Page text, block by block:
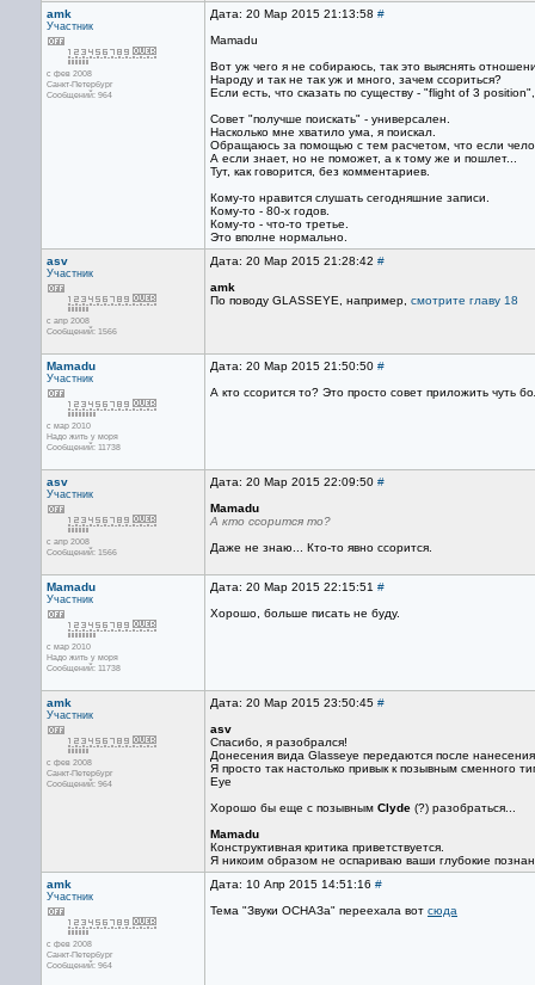
amk
Участник
с фев 2008
Санкт-Петербург
Сообщений: 964
Дата: 20 Мар 2015 21:13:58 #
Mamadu
Вот уж чего я не собираюсь, так это выяснять
Народу и так не так уж и много, зачем ссориться?
Если есть, что сказать по существу - "flight of 3
Совет "получше поискать" - универсален.
Насколько мне хватило ума, я поискал.
Обращаюсь за помощью с тем расчетом, что если
А если знает, но не поможет, а к тому же и пошлет...
Тут, как говорится, без комментариев.
Кому-то нравится слушать сегодняшние записи.
Кому-то - 80-х годов.
Кому-то - что-то третье.
Это вполне нормально.
asv
Участник
с апр 2008
Сообщений: 1566
Дата: 20 Мар 2015 21:28:42 #
amk
По поводу GLASSEYE, например, смотрите главу 18
Mamadu
Участник
с мар 2010
Надо жить у моря
Сообщений: 11738
Дата: 20 Мар 2015 21:50:50 #
А кто ссорится то? Это просто совет приложить чуть
asv
Участник
с апр 2008
Сообщений: 1566
Дата: 20 Мар 2015 22:09:50 #
Mamadu
А кто ссорится то?
Даже не знаю... Кто-то явно ссорится.
Mamadu
Участник
с мар 2010
Надо жить у моря
Сообщений: 11738
Дата: 20 Мар 2015 22:15:51 #
Хорошо, больше писать не буду.
amk
Участник
с фев 2008
Санкт-Петербург
Сообщений: 964
Дата: 20 Мар 2015 23:50:45 #
asv
Спасибо, я разобрался!
Донесения вида Glasseye передаются после
Я просто так настолько привык к позывным сменного
Eye
Хорошо бы еще с позывным Сlyde (?) разобраться...
Mamadu
Конструктивная критика приветствуется.
Я никоим образом не оспариваю ваши глубокие
amk
Участник
с фев 2008
Санкт-Петербург
Сообщений: 964
Дата: 10 Апр 2015 14:51:16 #
Тема "Звуки ОСНАЗа" переехала вот сюда